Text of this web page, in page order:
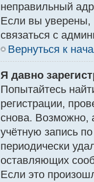
неправильный
Если вы уверены,
связаться с
Вернуться к
Я давно
Попытайтесь
регистрации,
снова. Возможно,
учётную запись
периодически
оставляющих
Если это